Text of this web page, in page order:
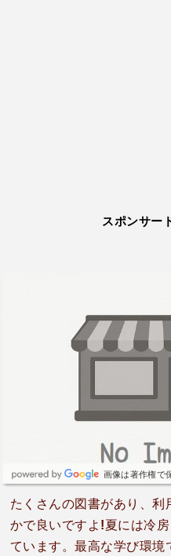
スポンサー
画像は著作権で
たくさんの図書があり、利
かで良いですよ!夏には冷
ています。最高な学び環境